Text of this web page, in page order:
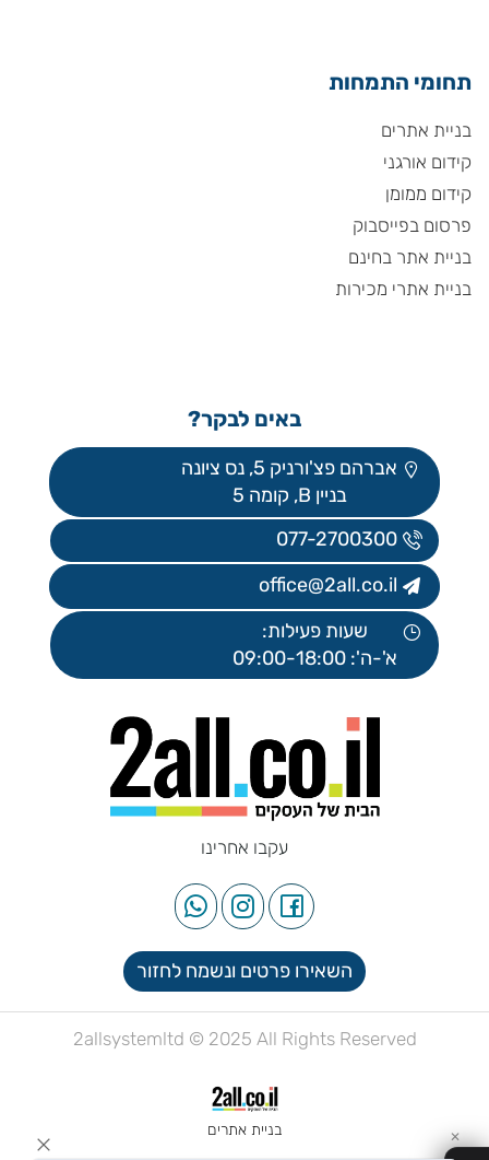
תחומי התמחות
בניית אתרים
קידום אורגני
קידום ממומן
פרסום בפייסבוק
בניית אתר בחינם
בניית אתרי מכירות
באים לבקר?
אברהם פצ'ורניק 5, נס ציונה
בניין B, קומה 5
077-2700300
office@2all.co.il
שעות פעילות:
א'-ה': 09:00-18:00
עקבו אחרינו
השאירו פרטים ונשמח לחזור
2allsystemltd © 2025 All Rights Reserved
בניית אתרים ✕